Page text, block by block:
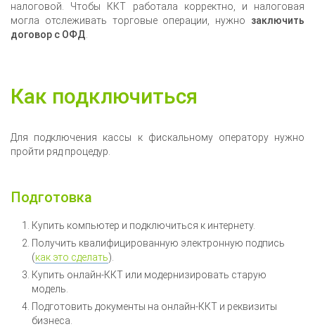
налоговой. Чтобы ККТ работала корректно, и налоговая
могла отслеживать торговые операции, нужно заключить
договор с ОФД
Как подключиться
Для подключения кассы к фискальному оператору нужно
пройти ряд процедур.
Подготовка
Купить компьютер и подключиться к интернету.
Получить квалифицированную электронную подпись
(как это сделать).
Купить онлайн-ККТ или модернизировать старую
модель.
Подготовить документы на онлайн-ККТ и реквизиты
бизнеса.